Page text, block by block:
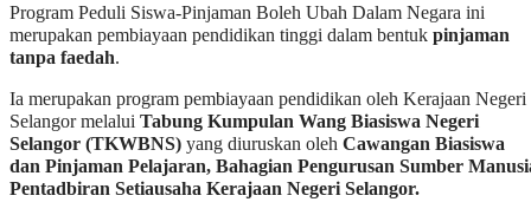
Program Peduli Siswa-Pinjaman Boleh Ubah Dalam Negara ini
merupakan pembiayaan pendidikan tinggi dalam bentuk pinjaman
tanpa faedah.
Ia merupakan program pembiayaan pendidikan oleh Kerajaan Negeri
Selangor melalui Tabung Kumpulan Wang Biasiswa Negeri
Selangor (TKWBNS) yang diuruskan oleh Cawangan Biasiswa
dan Pinjaman Pelajaran, Bahagian Pengurusan Sumber
Pentadbiran Setiausaha Kerajaan Negeri Selangor.